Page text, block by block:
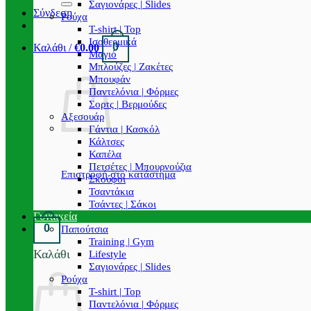
Σύνδεση
Καλάθι /€0.00 0
Επιστροφή στο κατάστημα
0
Καλάθι
Σαγιονάρες | Slides
Ρούχα
T-shirt | Top
Ισοθερμικά
Μαγιό
Μπλούζες | Ζακέτες
Μπουφάν
Παντελόνια | Φόρμες
Σορτς | Βερμούδες
Αξεσουάρ
Γάντια | Κασκόλ
Κάλτσες
Καπέλα
Πετσέτες | Μπουρνούζια
Σκούφοι
Τσαντάκια
Τσάντες | Σάκοι
Γυναικεία
Παπούτσια
Training | Gym
Lifestyle
Σαγιονάρες | Slides
Ρούχα
T-shirt | Top
Παντελόνια | Φόρμες